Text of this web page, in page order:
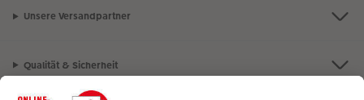
Unsere Versandpartner
Qualität & Sicherheit